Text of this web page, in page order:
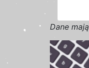
Dane mają